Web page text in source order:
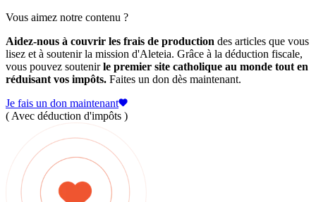
Vous aimez notre contenu ?
Aidez-nous à couvrir les frais de production des articles que vous
lisez et à soutenir la mission d'Aleteia. Grâce à la déduction fiscale,
vous pouvez soutenirle premier site catholique au monde tout en
réduisant vos impôts. Faites un don dès maintenant.
Je fais un don maintenant
( Avec déduction d'impôts )